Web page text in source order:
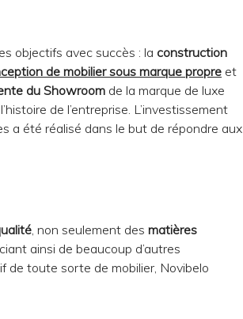
objectifs avec succès : la construction
de mobilier sous marque propre et
du Showroom de la marque de luxe
de l’entreprise. L’investissement
a été réalisé dans le but de répondre aux
, non seulement des matières
ainsi de beaucoup d’autres
de toute sorte de mobilier, Novibelo